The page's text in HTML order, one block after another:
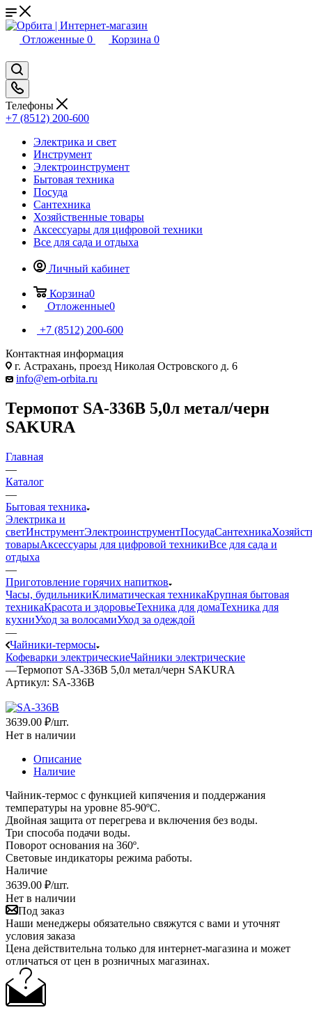
Отложенные 0 Корзина 0
Телефоны
+7 (8512) 200-600
Электрика и свет
Инструмент
Электроинструмент
Бытовая техника
Посуда
Сантехника
Хозяйственные товары
Аксессуары для цифровой техники
Все для сада и отдыха
Личный кабинет
Корзина0
Отложенные0
+7 (8512) 200-600
Контактная информация
г. Астрахань, проезд Николая Островского д. 6
info@em-orbita.ru
Термопот SA-336B 5,0л метал/черн
SAKURA
Главная
—
Каталог
—
Бытовая техника
Электрика и
светИнструментЭлектроинструментПосудаСантехника
товарыАксессуары для цифровой техникиВсе для сада и
отдыха
—
Приготовление горячих напитков
Часы, будильникиКлиматическая техникаКрупная бытовая
техникаКрасота и здоровьеТехника для домаТехника для
кухниУход за волосамиУход за одеждой
—
Чайники-термосы
Кофеварки электрическиеЧайники электрические
—Термопот SA-336B 5,0л метал/черн SAKURA
Артикул: SA-336B
3639.00 ₽/шт.
Нет в наличии
Описание
Наличие
Чайник-термос с функцией кипячения и поддержания
температуры на уровне 85-90ºС.
Двойная защита от перегрева и включения без воды.
Три способа подачи воды.
Поворот основания на 360º.
Световые индикаторы режима работы.
Наличие
3639.00 ₽/шт.
Нет в наличии
Под заказ
Наши менеджеры обязательно свяжутся с вами и уточнят
условия заказа
Цена действительна только для интернет-магазина и может
отличаться от цен в розничных магазинах.